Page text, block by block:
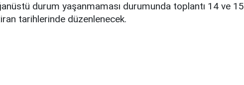
durum yaşanmaması durumunda toplantı 14 ve 15
tarihlerinde düzenlenecek.